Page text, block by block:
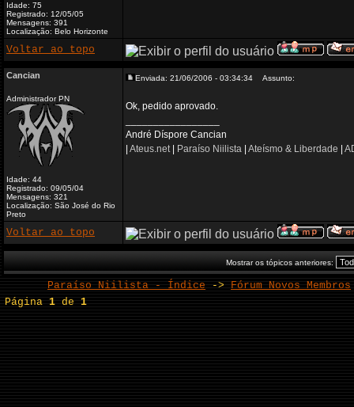
Idade: 75
Registrado: 12/05/05
Mensagens: 391
Localização: Belo Horizonte
Voltar ao topo
Cancian
Administrador PN
Idade: 44
Registrado: 09/05/04
Mensagens: 321
Localização: São José do Rio
Preto
Enviada: 21/06/2006 - 03:34:34 Assunto:
Ok, pedido aprovado.
André Díspore Cancian
Ateus.net| Paraíso Niilista Ateísmo & Liberdade
Voltar ao topo
Mostrar os tópicos anteriores:
Paraíso Niilista - Índice -> Fórum Novos Membros
Página1 de1